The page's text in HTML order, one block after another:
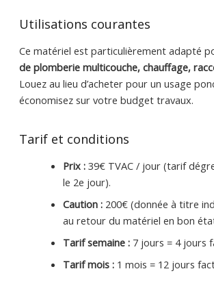
Utilisations courantes
Ce matériel est particulièrement adapté
de plomberie multicouche, chauffage,
Louez au lieu d’acheter pour un usage
économisez sur votre budget travaux.
Tarif et conditions
Prix :39€ TVAC / jour (tarif
le 2e jour).
Caution :200€ (donnée à titre
au retour du matériel en bon
Tarif semaine :7 jours = 4 jours
Tarif mois :1 mois = 12 jours